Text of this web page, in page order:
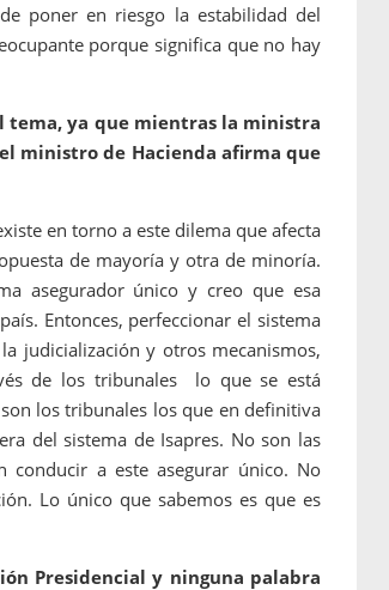
poner en riesgo la estabilidad del
porque significa que no hay
tema, ya que mientras la ministra
ministro de Hacienda afirma que
en torno a este dilema que afecta
de mayoría y otra de minoría.
asegurador único y creo que esa
Entonces, perfeccionar el sistema
judicialización y otros mecanismos,
de los tribunales lo que se está
los tribunales los que en definitiva
del sistema de Isapres. No son las
a este asegurar único. No
Lo único que sabemos es que es
Presidencial y ninguna palabra